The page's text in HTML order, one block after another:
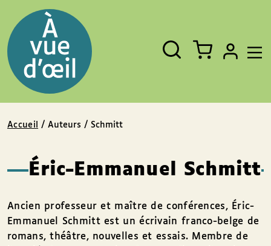
Fermer
Rechercher
un
livre,
un
auteur,
un
EAN
Accueil / Auteurs / Schmitt
Éric-Emmanuel Schmitt
Ancien professeur et maître de conférences, Éric-
Emmanuel Schmitt est un écrivain franco-belge de
romans, théâtre, nouvelles et essais. Membre de